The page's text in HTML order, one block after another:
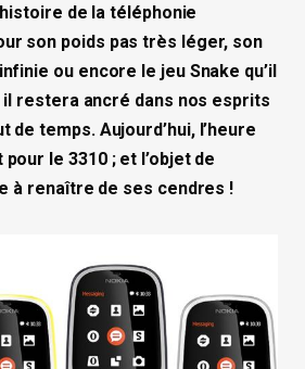
de la téléphonie
son poids pas très léger, son
ou encore le jeu Snake qu’il
restera ancré dans nos esprits
de temps. Aujourd’hui, l’heure
le 3310 ; et l’objet de
à renaître de ses cendres !